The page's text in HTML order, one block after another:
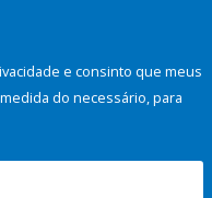
e consinto que meus
do necessário, para